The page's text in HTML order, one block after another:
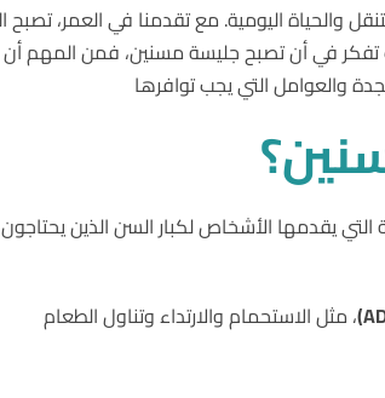
والحياة اليومية. مع تقدمنا ​​في العمر،
تفكر في أن تصبح جليسة مسنين، فمن
والعوامل التي يجب توافرها
يقدمها الأشخاص لكبار السن الذين
، مثل الاستحمام والارتداء وتناول الطعام